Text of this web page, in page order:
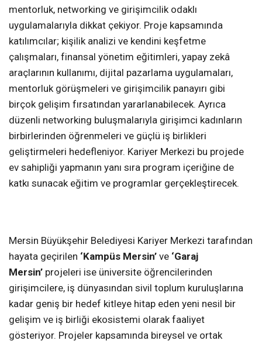
mentorluk, networking ve girişimcilik odaklı
uygulamalarıyla dikkat çekiyor. Proje kapsamında
katılımcılar; kişilik analizi ve kendini keşfetme
çalışmaları, finansal yönetim eğitimleri, yapay zekâ
araçlarının kullanımı, dijital pazarlama uygulamaları,
mentorluk görüşmeleri ve girişimcilik panayırı gibi
birçok gelişim fırsatından yararlanabilecek. Ayrıca
düzenli networking buluşmalarıyla girişimci kadınların
birbirlerinden öğrenmeleri ve güçlü iş birlikleri
geliştirmeleri hedefleniyor. Kariyer Merkezi bu projede
ev sahipliği yapmanın yanı sıra program içeriğine de
katkı sunacak eğitim ve programlar gerçekleştirecek.
Mersin Büyükşehir Belediyesi Kariyer Merkezi tarafından
hayata geçirilen ‘Kampüs Mersin’ ve ‘Garaj
Mersin’ projeleri ise üniversite öğrencilerinden
girişimcilere, iş dünyasından sivil toplum kuruluşlarına
kadar geniş bir hedef kitleye hitap eden yeni nesil bir
gelişim ve iş birliği ekosistemi olarak faaliyet
gösteriyor. Projeler kapsamında bireysel ve ortak